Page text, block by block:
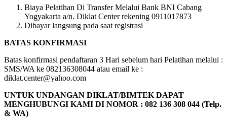
Biaya Pelatihan Di Transfer Melalui Bank BNI Cabang
Yogyakarta a/n. Diklat Center rekening 0911017873
Dibayar langsung pada saat registrasi
BATAS KONFIRMASI
Batas konfirmasi pendaftaran 3 Hari sebelum hari Pelatihan melalui :
SMS/WA ke 082136308044 atau email ke :
diklat.center@yahoo.com
UNTUK UNDANGAN DIKLAT/BIMTEK DAPAT
MENGHUBUNGI KAMI DI NOMOR : 082 136 308 044 (Telp.
& WA)